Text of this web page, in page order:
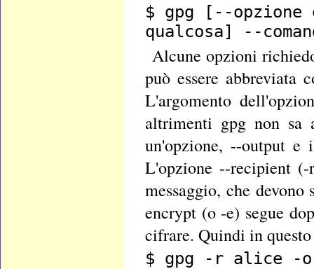
$ gpg [--opzione
qualcosa] --
Alcune opzioni
può essere
L'argomento
altrimenti gpg non sa
un'opzione, --output e
L'opzione --recipient
messaggio, che
encrypt (o -e) segue
cifrare. Quindi in
$ gpg -r alice -